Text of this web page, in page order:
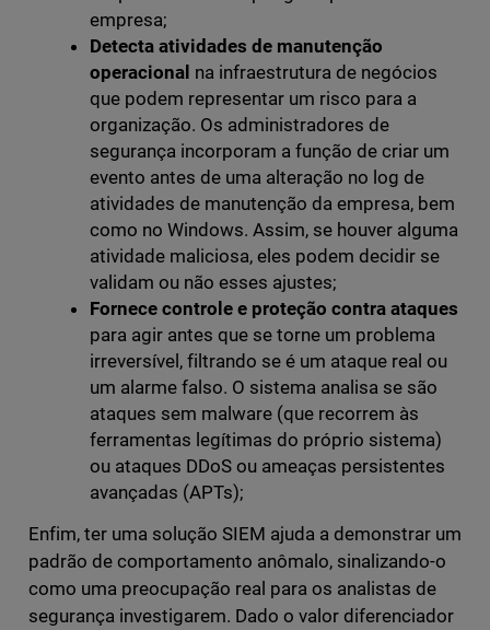
empresa;
Detecta atividades de manutenção
operacional na infraestrutura de negócios
que podem representar um risco para a
organização. Os administradores de
segurança incorporam a função de criar um
evento antes de uma alteração no log de
atividades de manutenção da empresa, bem
como no Windows. Assim, se houver alguma
atividade maliciosa, eles podem decidir se
validam ou não esses ajustes;
Fornece controle e proteção contra ataques
para agir antes que se torne um problema
irreversível, filtrando se é um ataque real ou
um alarme falso. O sistema analisa se são
ataques sem malware (que recorrem às
ferramentas legítimas do próprio sistema)
ou ataques DDoS ou ameaças persistentes
avançadas (APTs);
Enfim, ter uma solução SIEM ajuda a demonstrar um
padrão de comportamento anômalo, sinalizando-o
como uma preocupação real para os analistas de
segurança investigarem. Dado o valor diferenciador